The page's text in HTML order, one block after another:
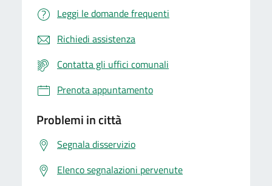
Leggi le domande frequenti
Richiedi assistenza
Contatta gli uffici comunali
Prenota appuntamento
Problemi in città
Segnala disservizio
Elenco segnalazioni pervenute